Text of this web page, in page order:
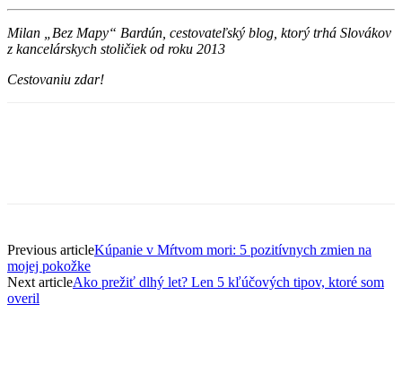
Milan „Bez Mapy“ Bardún, cestovateľský blog, ktorý trhá Slovákov
z kancelárskych stoličiek od roku 2013
Cestovaniu zdar!
Previous articleKúpanie v Mŕtvom mori: 5 pozitívnych zmien na
mojej pokožke
Next articleAko prežiť dlhý let? Len 5 kľúčových tipov, ktoré som
overil